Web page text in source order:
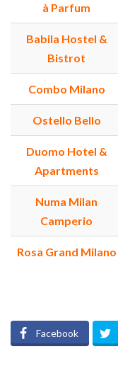
à Parfum
Babila Hostel &
Bistrot
Combo Milano
Ostello Bello
Duomo Hotel &
Apartments
Numa Milan
Camperio
Rosa Grand Milano
Facebook